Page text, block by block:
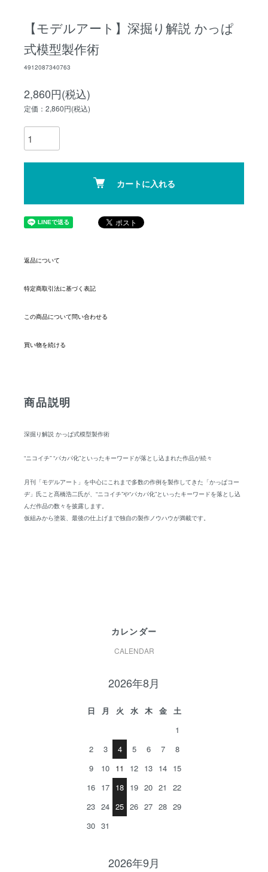
【モデルアート】深掘り解説 かっぱ
式模型製作術
4912087340763
2,860円(税込)
定価：2,860円(税込)
カートに入れる
返品について
特定商取引法に基づく表記
この商品について問い合わせる
買い物を続ける
商品説明
深掘り解説 かっぱ式模型製作術
“ニコイチ” “パカパ化”といったキーワードが落とし込まれた作品が続々
月刊「モデルアート」を中心にこれまで多数の作例を製作してきた「かっぱコー
ヂ」氏こと髙橋浩二氏が、“ニコイチ”や“パカパ化”といったキーワードを落とし込
んだ作品の数々を披露します。
仮組みから塗装、最後の仕上げまで独自の製作ノウハウが満載です。
カレンダー
CALENDAR
2026年8月
日 月 火 水 木 金
土
1
2
3 4 5 6 7
8
9
10 11 12 13 14 15
16 17 18 19 20 21
22
23 24 25 26 27 28 29
30 31
2026年9月